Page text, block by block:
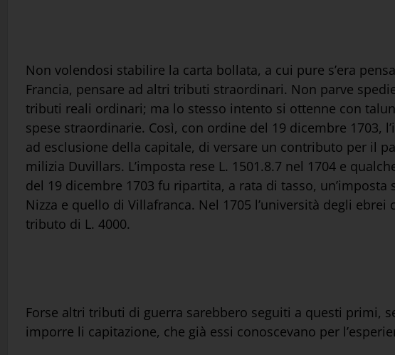
Non volendosi stabilire la carta bollata, a cui pure s’era
Francia, pensare ad altri tributi straordinari. Non parve
tributi reali ordinari; ma lo stesso intento si ottenne con
spese straordinarie. Così, con ordine del 19 dicembre 1703,
ad esclusione della capitale, di versare un contributo per il
milizia Duvillars. L’imposta rese L. 1501.8.7 nel 1704 e
del 19 dicembre 1703 fu ripartita, a rata di tasso,
Nizza e quello di Villafranca. Nel 1705 l’università degli ebrei
tributo di L. 4000.
Forse altri tributi di guerra sarebbero seguiti a questi primi,
imporre li capitazione, che già essi conoscevano per